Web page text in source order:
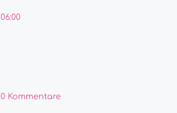
06:00
0 Kommentare